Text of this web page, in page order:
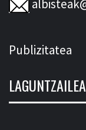
Publizitatea